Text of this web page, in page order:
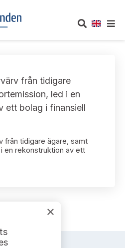
publiceringsdatum
marknader och vissa
från tidigare
led i en
ett bolag i finansiell
från tidigare ägare, samt
en rekonstruktion av ett
×